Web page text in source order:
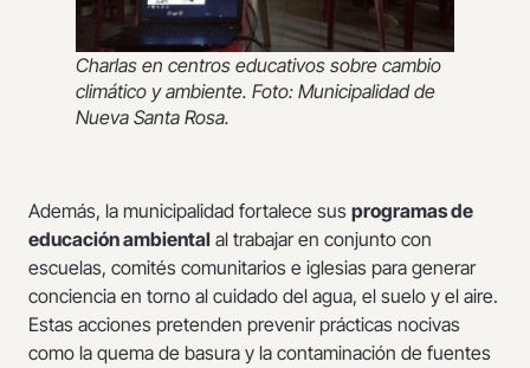
Charlas en centros educativos sobre cambio
climático y ambiente. Foto: Municipalidad de
Nueva Santa Rosa.
Además, la municipalidad fortalece sus programas de
educación ambiental al trabajar en conjunto con
escuelas, comités comunitarios e iglesias para generar
conciencia en torno al cuidado del agua, el suelo y el aire.
Estas acciones pretenden prevenir prácticas nocivas
como la quema de basura y la contaminación de fuentes